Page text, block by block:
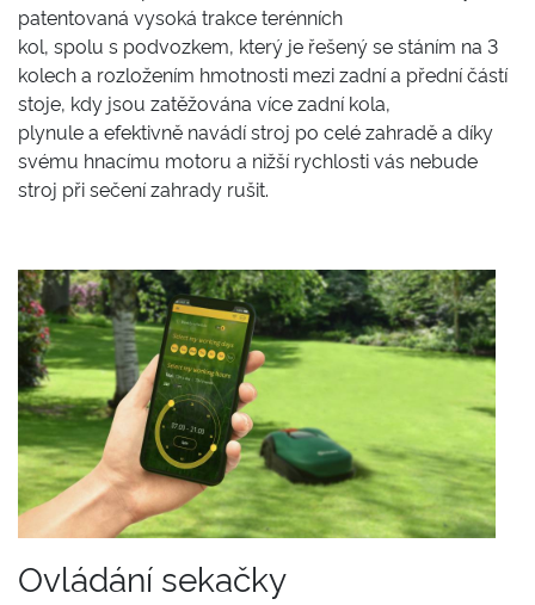
patentovaná vysoká trakce terénních
kol, spolu s podvozkem, který je řešený se stáním na 3
kolech a rozložením hmotnosti mezi zadní a přední částí
stoje, kdy jsou zatěžována více zadní kola,
plynule a efektivně navádí stroj po celé zahradě a díky
svému hnacímu motoru a nižší rychlosti vás nebude
stroj při sečení zahrady rušit.
Ovládání sekačky